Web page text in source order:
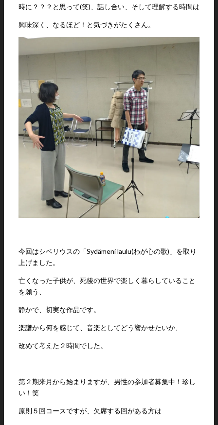
時に？？？と思って(笑)、話し合い、そして理解する時間は
興味深く、なるほど！と気づきがたくさん。
今回はシベリウスの「Sydämeni laulu(わが心の歌)」を取り
上げました。
亡くなった子供が、死後の世界で楽しく暮らしていること
を願う、
静かで、切実な作品です。
楽譜から何を感じて、音楽としてどう響かせたいか、
改めて考えた２時間でした。
第２期来月から始まりますが、男性の参加者募集中！珍し
い！笑
原則５回コースですが、欠席する回がある方は